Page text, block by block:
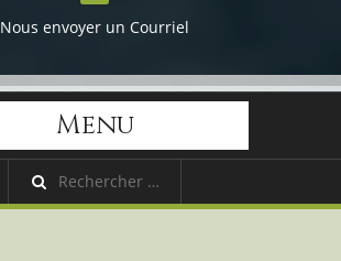
Nous envoyer un Courriel
Menu